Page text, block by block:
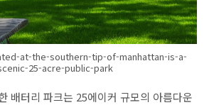
at-the-southern-tip-of-manhattan-is-a-
25-acre-public-park
배터리 파크는 25에이커 규모의 아름다운